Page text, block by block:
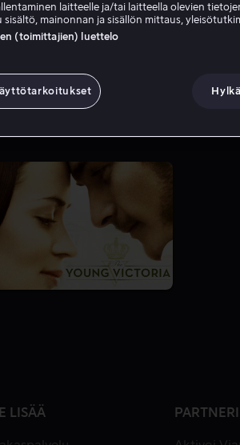
Jeanette
LISÄÄ
laitteelle ja/tai laitteella olevien
mainonnan ja sisällön mittaus,
(toimittajien) luettelo